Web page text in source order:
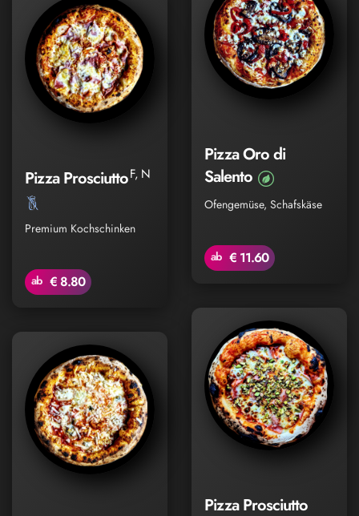
Pizza Oro di
Salento
Ofengemüse, Schafskäse
ab € 11.60
Pizza ProsciuttoF, N
Premium Kochschinken
ab € 8.80
Pizza Prosciutto